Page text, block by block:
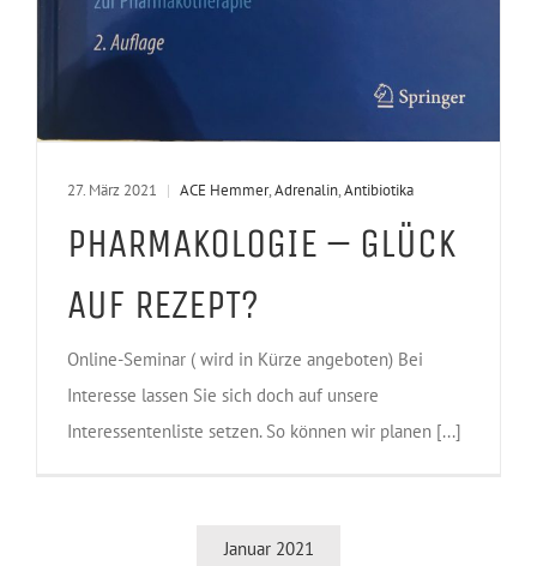
27. März 2021 | ACE Hemmer,Adrenalin,Antibiotika
PHARMAKOLOGIE – GLÜCK
AUF REZEPT?
Online-Seminar ( wird in Kürze angeboten) Bei
Interesse lassen Sie sich doch auf unsere
Interessentenliste setzen. So können wir planen [...]
Januar 2021